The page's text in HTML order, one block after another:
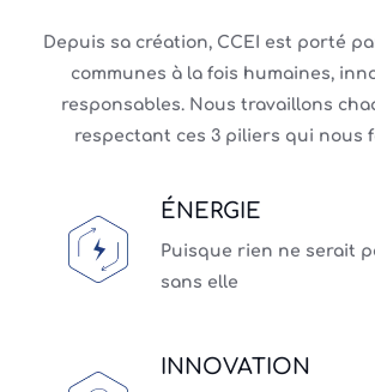
Depuis sa création, CCEI est porté
communes à la fois humaines,
responsables. Nous travaillons
respectant ces 3 piliers qui nous
ÉNERGIE
Puisque rien ne serait
sans elle
INNOVATION